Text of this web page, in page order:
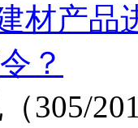
材产品
？
305/